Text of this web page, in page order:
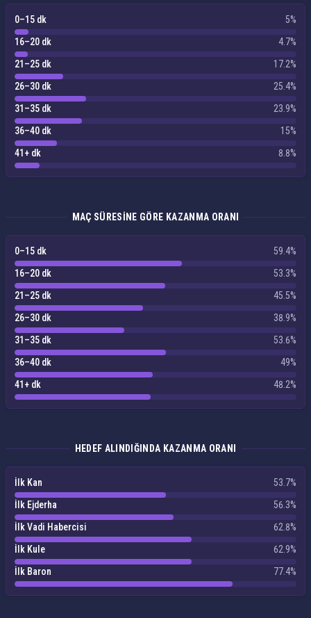
0–15 dk
5%
16–20 dk
4.7%
21–25 dk
17.2%
26–30 dk
25.4%
31–35 dk
23.9%
36–40 dk
15%
41+ dk
8.8%
MAÇ SÜRESINE GÖRE KAZANMA ORANI
0–15 dk
59.4%
16–20 dk
53.3%
21–25 dk
45.5%
26–30 dk
38.9%
31–35 dk
53.6%
36–40 dk
49%
41+ dk
48.2%
HEDEF ALINDIĞINDA KAZANMA ORANI
İlk Kan
53.7%
İlk Ejderha
56.3%
İlk Vadi Habercisi
62.8%
İlk Kule
62.9%
İlk Baron
77.4%